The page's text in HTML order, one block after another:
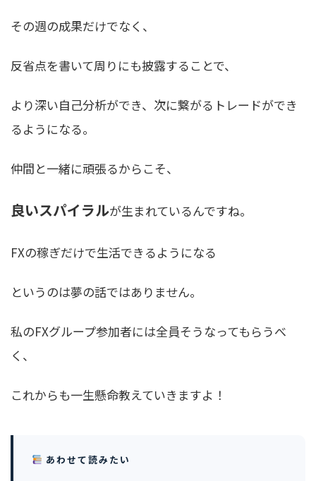
その週の成果だけでなく、
反省点を書いて周りにも披露することで、
より深い自己分析ができ、次に繋がるトレードができ
るようになる。
仲間と一緒に頑張るからこそ、
良いスパイラルが生まれているんですね。
FXの稼ぎだけで生活できるようになる
というのは夢の話ではありません。
私のFXグループ参加者には全員そうなってもらうべ
く、
これからも一生懸命教えていきますよ！
あわせて読みたい